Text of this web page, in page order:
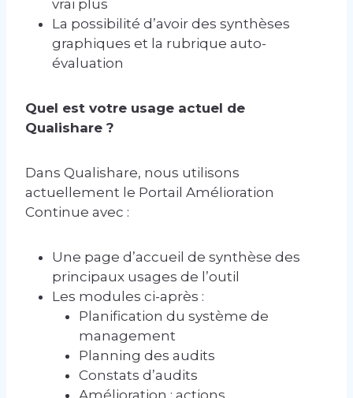
vrai plus
La possibilité d’avoir des synthèses
graphiques et la rubrique auto-
évaluation
Quel est votre usage actuel de
Qualishare ?
Dans Qualishare, nous utilisons
actuellement le Portail Amélioration
Continue avec :
Une page d’accueil de synthèse des
principaux usages de l’outil
Les modules ci-après :
Planification du système de
management
Planning des audits
Constats d’audits